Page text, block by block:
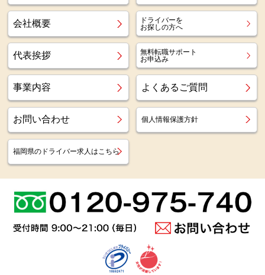
会社概要
ドライバーを
お探しの方へ
代表挨拶
無料転職サポート
お申込み
事業内容 よくあるご質問
お問い合わせ 個人情報保護方針
福岡県のドライバー求人はこちら